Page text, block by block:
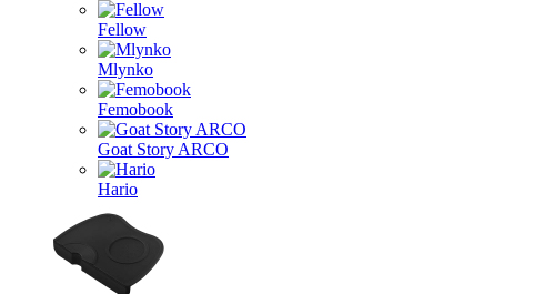
Fellow
Mlynko
Femobook
Goat Story ARCO
Hario